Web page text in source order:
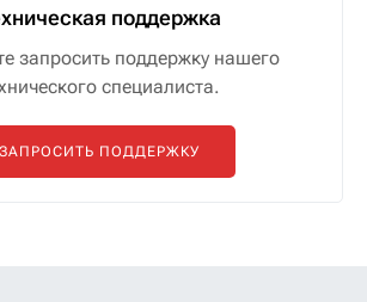
поддержка
запросить поддержку нашего
специалиста.
ЗАПРОСИТЬ ПОДДЕРЖКУ